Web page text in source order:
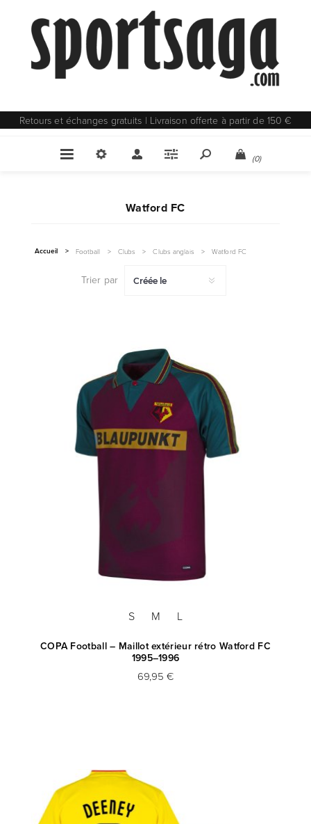
Retours et échanges gratuits | Livraison offerte à partir de 150 €
(0)
Accueil > Football > Clubs > Clubs anglais > Watford FC
Watford FC
Trier par
S M L
COPA Football – Maillot extérieur rétro Watford FC
1995–1996
69,95 €